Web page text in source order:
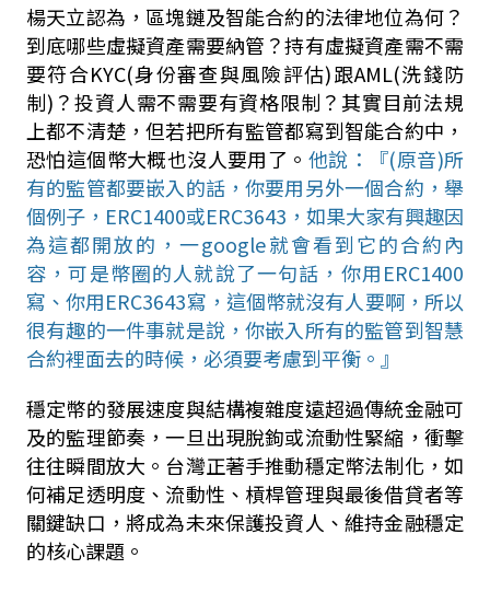
楊天立認為，區塊鏈及智能合約的法律地位為何？
到底哪些虛擬資產需要納管？持有虛擬資產需不需
要符合KYC(身份審查與風險評估)跟AML(洗錢防
制) ？投資人需不需要有資格限制？其實目前法規
上都不清楚，但若把所有監管都寫到智能合約中，
恐怕這個幣大概也沒人要用了。 他說：『(原音)所
有的監管都要嵌入的話，你要用另外一個合約，舉
個例子， ERC1400或ERC3643 ，如果大家有興趣因
為這都開放的，一google就會看到它的合約內
容，可是幣圈的人就說了一句話，你用ERC1400
寫、你用ERC3643寫，這個幣就沒有人要啊，所以
很有趣的一件事就是說，你嵌入所有的監管到智慧
合約裡面去的時候，必須要考慮到平衡。』
穩定幣的發展速度與結構複雜度遠超過傳統金融可
及的監理節奏，一旦出現脫鉤或流動性緊縮，衝擊
往往瞬間放大。台灣正著手推動穩定幣法制化，如
何補足透明度、流動性、槓桿管理與最後借貸者等
關鍵缺口，將成為未來保護投資人、維持金融穩定
的核心課題。